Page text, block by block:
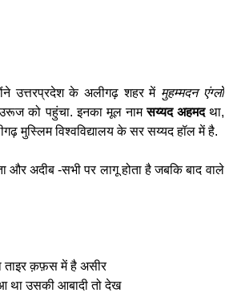
उत्तरप्रदेश के अलीगढ़ शहर में मुहम्मदन एंग्लो
को पहुंचा. इनका मूल नामसय्यद अहमदथा,
मुस्लिम विश्वविद्यालय के सर सय्यद हॉल में है.
अदीब -सभी पर लागू होता है जबकि बाद वाले
ताइर क़फ़स में है असीर
था उसकी आबादी तो देख